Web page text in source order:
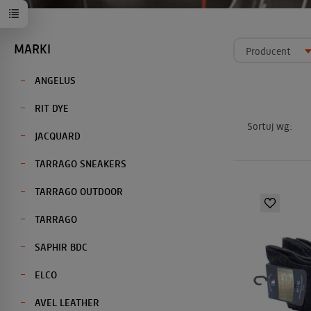
Producent
Sortuj wg:
MARKI
ANGELUS
RIT DYE
JACQUARD
TARRAGO SNEAKERS
TARRAGO OUTDOOR
TARRAGO
SAPHIR BDC
ELCO
AVEL LEATHER